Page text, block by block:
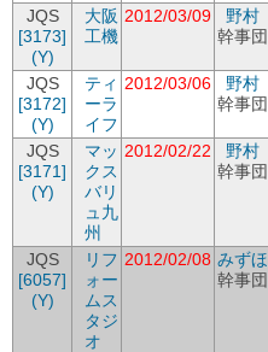
JQS
[3173]
(Y)
大阪
工機
2012/03/09
野村
幹事団
JQS
[3172]
(Y)
ティ
ーラ
イフ
2012/03/06
野村
幹事団
JQS
[3171]
(Y)
マッ
クス
バリ
ュ九
州
2012/02/22
野村
幹事団
JQS
[6057]
(Y)
リフ
ォー
ムス
タジ
オ
2012/02/08 みずほ
幹事団